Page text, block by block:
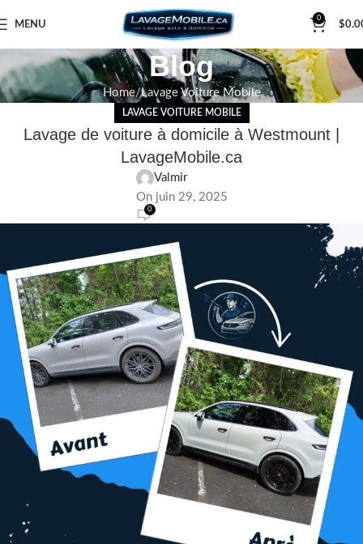
MENU
0
$
Blog
Home Lavage Voiture Mobile
LAVAGE VOITURE MOBILE
Lavage de voiture à domicile à Westmount |
LavageMobile.ca
Valmir
On juin 29, 2025
0